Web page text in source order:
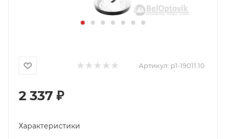
Артикул: p1-19011.10
2 337 ₽
Характеристики